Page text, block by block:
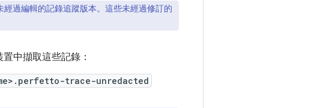
經過編輯的記錄追蹤版本。這些未經過修訂的
中擷取這些記錄：
trace-unredacted